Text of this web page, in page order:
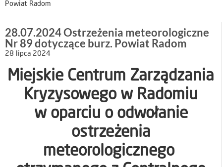
Powiat Radom
28.07.2024 Ostrzeżenia meteorologiczne
Nr 89 dotyczące burz. Powiat Radom
28 lipca 2024
Miejskie Centrum Zarządzania
Kryzysowego w Radomiu
w oparciu o odwołanie
ostrzeżenia
meteorologicznego